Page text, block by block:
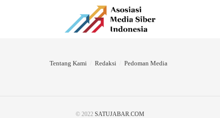
Tentang Kami Redaksi Pedoman Media
© 2022 SATUJABAR.COM